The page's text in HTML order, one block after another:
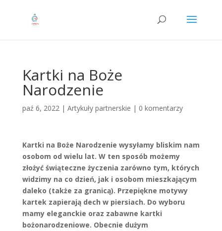
Kartki na Boże
Narodzenie
paź 6, 2022| Artykuły partnerskie | 0 komentarzy
Kartki na Boże Narodzenie wysyłamy bliskim nam
osobom od wielu lat. W ten sposób możemy
złożyć świąteczne życzenia zarówno tym, których
widzimy na co dzień, jak i osobom mieszkającym
daleko (także za granicą). Przepiękne motywy
kartek zapierają dech w piersiach. Do wyboru
mamy eleganckie oraz zabawne kartki
bożonarodzeniowe. Obecnie dużym